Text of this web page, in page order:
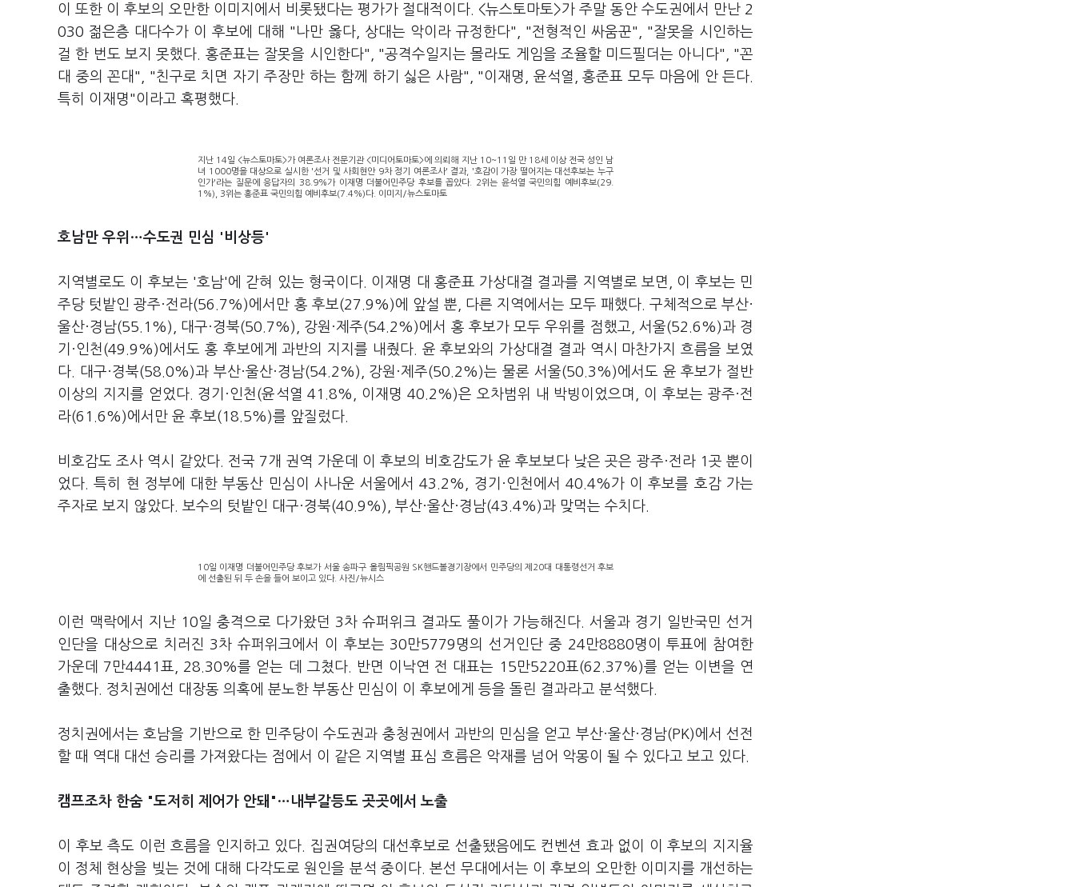
이 또한 이 후보의 오만한 이미지에서 비롯됐다는 평가가 절대적이다. <뉴스토마토>가 주말 동안 수도권에서 만난 2
030 젊은층 대다수가 이 후보에 대해 "나만 옳다, 상대는 악이라 규정한다", "전형적인 싸움꾼", "잘못을 시인하는
걸 한 번도 보지 못했다. 홍준표는 잘못을 시인한다", "공격수일지는 몰라도 게임을 조율할 미드필더는 아니다", "꼰
대 중의 꼰대", "친구로 치면 자기 주장만 하는 함께 하기 싫은 사람", "이재명, 윤석열, 홍준표 모두 마음에 안 든다.
특히 이재명"이라고 혹평했다.
지난 14일 <뉴스토마토>가 여론조사 전문기관 <미디어토마토>에 의뢰해 지난 10~11일 만 18세 이상 전국 성인 남
녀 1000명을 대상으로 실시한 '선거 및 사회현안 9차 정기 여론조사' 결과, '호감이 가장 떨어지는 대선후보는 누구
인가'라는 질문에 응답자의 38.9%가 이재명 더불어민주당 후보를 꼽았다. 2위는 윤석열 국민의힘 예비후보(29.
1%), 3위는 홍준표 국민의힘 예비후보(7.4%)다. 이미지/뉴스토마토
호남만 우위…수도권 민심 '비상등'
지역별로도 이 후보는 '호남'에 갇혀 있는 형국이다. 이재명 대 홍준표 가상대결 결과를 지역별로 보면, 이 후보는 민
주당 텃밭인 광주·전라(56.7%)에서만 홍 후보(27.9%)에 앞설 뿐, 다른 지역에서는 모두 패했다. 구체적으로 부산·
울산·경남(55.1%), 대구·경북(50.7%), 강원·제주(54.2%)에서 홍 후보가 모두 우위를 점했고, 서울(52.6%)과 경
기·인천(49.9%)에서도 홍 후보에게 과반의 지지를 내줬다. 윤 후보와의 가상대결 결과 역시 마찬가지 흐름을 보였
다. 대구·경북(58.0%)과 부산·울산·경남(54.2%), 강원·제주(50.2%)는 물론 서울(50.3%)에서도 윤 후보가 절반
이상의 지지를 얻었다. 경기·인천(윤석열 41.8%, 이재명 40.2%)은 오차범위 내 박빙이었으며, 이 후보는 광주·전
라(61.6%)에서만 윤 후보(18.5%)를 앞질렀다.
비호감도 조사 역시 같았다. 전국 7개 권역 가운데 이 후보의 비호감도가 윤 후보보다 낮은 곳은 광주·전라 1곳 뿐이
었다. 특히 현 정부에 대한 부동산 민심이 사나운 서울에서 43.2%, 경기·인천에서 40.4%가 이 후보를 호감 가는
주자로 보지 않았다. 보수의 텃밭인 대구·경북(40.9%), 부산·울산·경남(43.4%)과 맞먹는 수치다.
10일 이재명 더불어민주당 후보가 서울 송파구 올림픽공원 SK핸드볼경기장에서 민주당의 제20대 대통령선거 후보
에 선출된 뒤 두 손을 들어 보이고 있다. 사진/뉴시스
이런 맥락에서 지난 10일 충격으로 다가왔던 3차 슈퍼위크 결과도 풀이가 가능해진다. 서울과 경기 일반국민 선거
인단을 대상으로 치러진 3차 슈퍼위크에서 이 후보는 30만5779명의 선거인단 중 24만8880명이 투표에 참여한
가운데 7만4441표, 28.30%를 얻는 데 그쳤다. 반면 이낙연 전 대표는 15만5220표(62.37%)를 얻는 이변을 연
출했다. 정치권에선 대장동 의혹에 분노한 부동산 민심이 이 후보에게 등을 돌린 결과라고 분석했다.
정치권에서는 호남을 기반으로 한 민주당이 수도권과 충청권에서 과반의 민심을 얻고 부산·울산·경남(PK)에서 선전
할 때 역대 대선 승리를 가져왔다는 점에서 이 같은 지역별 표심 흐름은 악재를 넘어 악몽이 될 수 있다고 보고 있다.
캠프조차 한숨 "도저히 제어가 안돼"…내부갈등도 곳곳에서 노출
이 후보 측도 이런 흐름을 인지하고 있다. 집권여당의 대선후보로 선출됐음에도 컨벤션 효과 없이 이 후보의 지지율
이 정체 현상을 빚는 것에 대해 다각도로 원인을 분석 중이다. 본선 무대에서는 이 후보의 오만한 이미지를 개선하는